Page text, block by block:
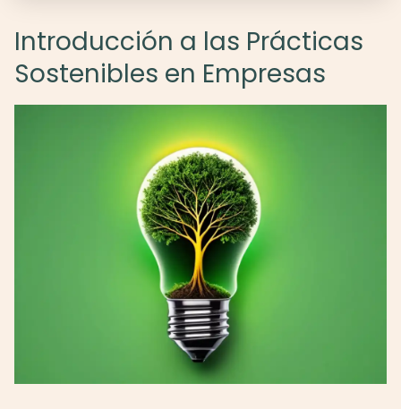
Introducción a las Prácticas
Sostenibles en Empresas